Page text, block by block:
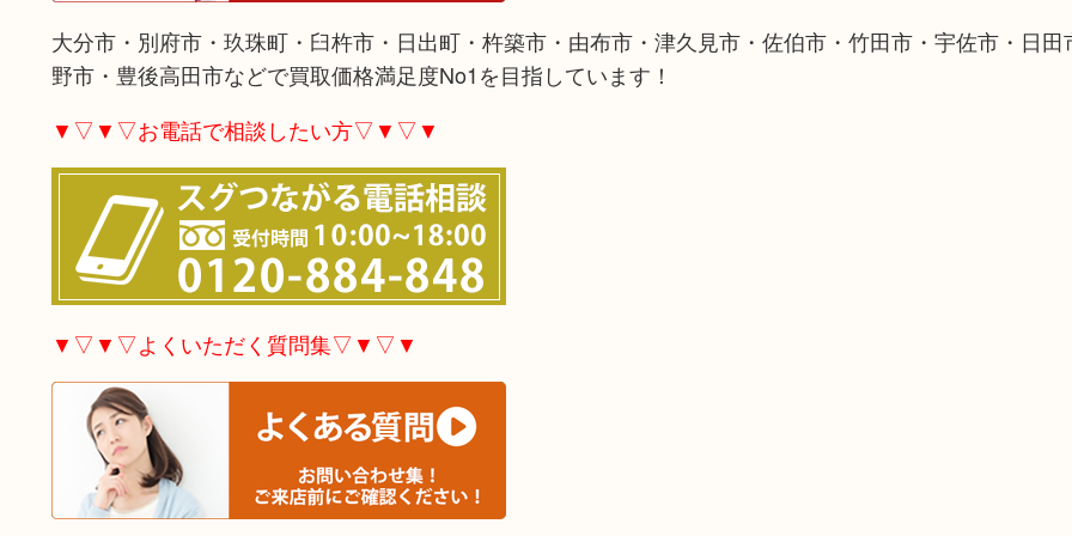
大分市・別府市・玖珠町・臼杵市・日出町・杵築市・由布市・津久見市・佐伯市・竹田市・宇佐市・日田
野市・豊後高田市などで買取価格満足度No1を目指しています！
▼▽▼▽お電話で相談したい方▽▼▽▼
▼▽▼▽よくいただく質問集▽▼▽▼